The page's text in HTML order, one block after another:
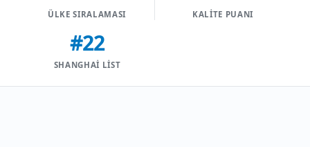
ÜLKE SIRALAMASI KALITE PUANI
#22
SHANGHAI LIST